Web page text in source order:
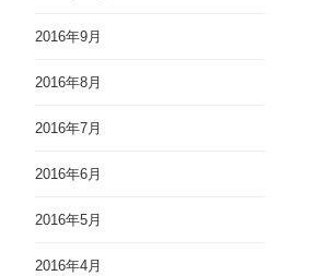
2016年9月
2016年8月
2016年7月
2016年6月
2016年5月
2016年4月